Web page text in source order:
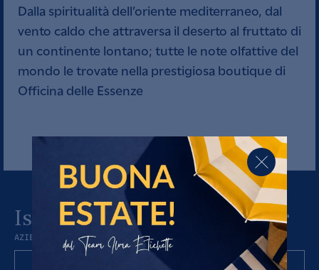
Dalla spiritualità dell’oriente mediterraneo, dal
vento caldo che attraversa il deserto al fruttato di
un continente lontano; tutte le note olfattive del
mondo le trovate nella prestigiosa boutique di
Officina delle Essenze
Iscriviti alla nostra newsletter
AZIENDA